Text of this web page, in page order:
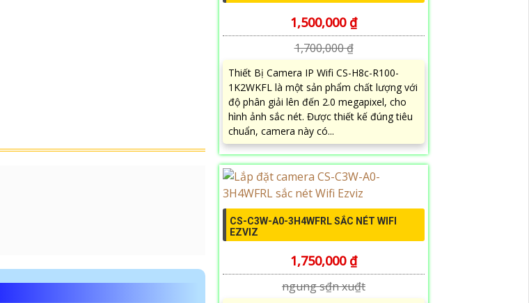
1,500,000 ₫
1,700,000 ₫
Thiết Bị Camera IP Wifi CS-H8c-R100-
1K2WKFL là một sản phẩm chất lượng với
độ phân giải lên đến 2.0 megapixel, cho
hình ảnh sắc nét. Được thiết kế đúng tiêu
chuẩn, camera này có...
CS-C3W-A0-3H4WFRL SẮC NÉT WIFI
EZVIZ
1,750,000 ₫
ngung s₫n xu₫t